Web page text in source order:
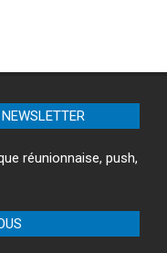
réunionnaise, push,